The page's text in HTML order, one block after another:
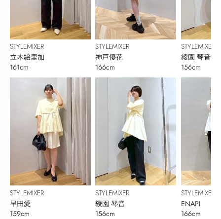
STYLEMIXER
立木絵里加
161cm
STYLEMIXER
早田愛
159cm
STYLEMIXER
神戸優花
166cm
STYLEMIXER
綾園 琴音
156cm
STYLEMIXER
綾園 琴音
156cm
STYLEMIXER
ENAPI
166cm